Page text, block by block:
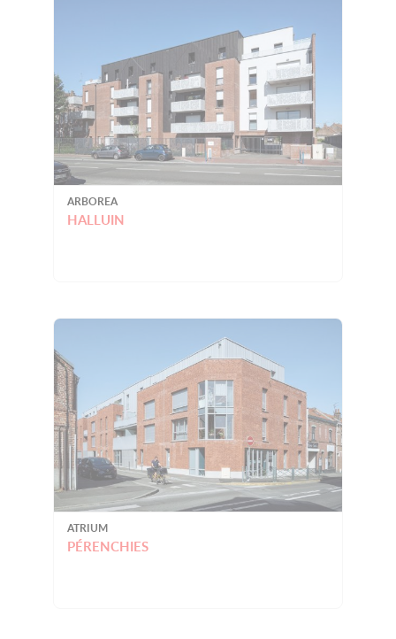
ARBOREA
HALLUIN
ATRIUM
PÉRENCHIES